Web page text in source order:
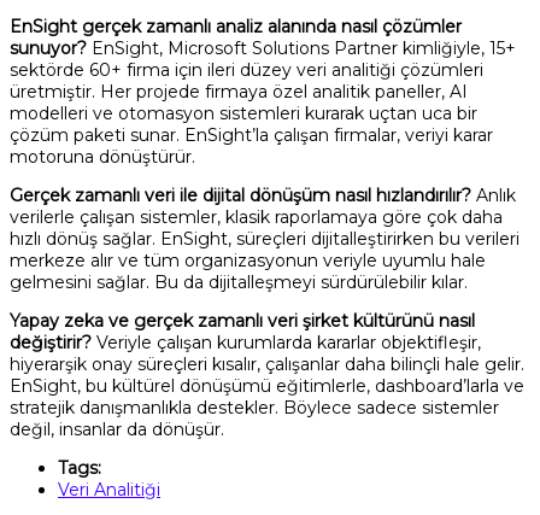
EnSight gerçek zamanlı analiz alanında nasıl çözümler
sunuyor? EnSight, Microsoft Solutions Partner kimliğiyle, 15+
sektörde 60+ firma için ileri düzey veri analitiği çözümleri
üretmiştir. Her projede firmaya özel analitik paneller, AI
modelleri ve otomasyon sistemleri kurarak uçtan uca bir
çözüm paketi sunar. EnSight’la çalışan firmalar, veriyi karar
motoruna dönüştürür.
Gerçek zamanlı veri ile dijital dönüşüm nasıl hızlandırılır? Anlık
verilerle çalışan sistemler, klasik raporlamaya göre çok daha
hızlı dönüş sağlar. EnSight, süreçleri dijitalleştirirken bu verileri
merkeze alır ve tüm organizasyonun veriyle uyumlu hale
gelmesini sağlar. Bu da dijitalleşmeyi sürdürülebilir kılar.
Yapay zeka ve gerçek zamanlı veri şirket kültürünü nasıl
değiştirir? Veriyle çalışan kurumlarda kararlar objektifleşir,
hiyerarşik onay süreçleri kısalır, çalışanlar daha bilinçli hale gelir.
EnSight, bu kültürel dönüşümü eğitimlerle, dashboard’larla ve
stratejik danışmanlıkla destekler. Böylece sadece sistemler
değil, insanlar da dönüşür.
Tags:
Veri Analitiği